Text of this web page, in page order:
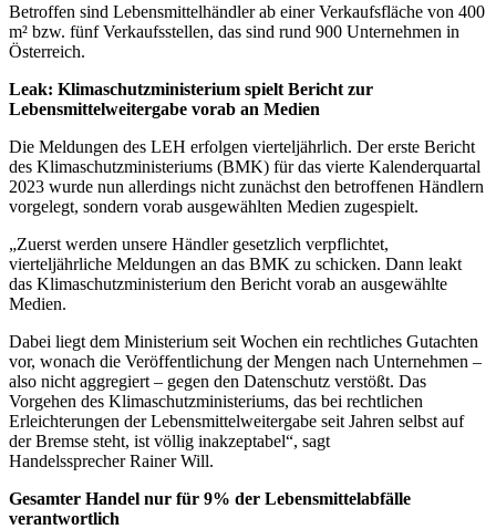
Betroffen sind Lebensmittelhändler ab einer Verkaufsfläche von 400
m² bzw. fünf Verkaufsstellen, das sind rund 900 Unternehmen in
Österreich.
Leak: Klimaschutzministerium spielt Bericht zur
Lebensmittelweitergabe vorab an Medien
Die Meldungen des LEH erfolgen vierteljährlich. Der erste Bericht
des Klimaschutzministeriums (BMK) für das vierte Kalenderquartal
2023 wurde nun allerdings nicht zunächst den betroffenen Händlern
vorgelegt, sondern vorab ausgewählten Medien zugespielt.
„Zuerst werden unsere Händler gesetzlich verpflichtet,
vierteljährliche Meldungen an das BMK zu schicken. Dann leakt
das Klimaschutzministerium den Bericht vorab an ausgewählte
Medien.
Dabei liegt dem Ministerium seit Wochen ein rechtliches Gutachten
vor, wonach die Veröffentlichung der Mengen nach Unternehmen –
also nicht aggregiert – gegen den Datenschutz verstößt. Das
Vorgehen des Klimaschutzministeriums, das bei rechtlichen
Erleichterungen der Lebensmittelweitergabe seit Jahren selbst auf
der Bremse steht, ist völlig inakzeptabel“, sagt
Handelssprecher Rainer Will.
Gesamter Handel nur für 9% der Lebensmittelabfälle
verantwortlich